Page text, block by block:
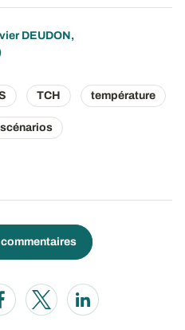
DEUDON,
TCH température
scénarios
Opens in a new window
Opens in a new window
Opens in a new